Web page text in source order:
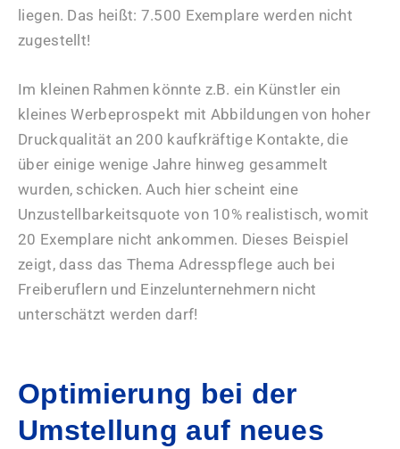
liegen. Das heißt: 7.500 Exemplare werden nicht
zugestellt!
Im kleinen Rahmen könnte z.B. ein Künstler ein
kleines Werbeprospekt mit Abbildungen von hoher
Druckqualität an 200 kaufkräftige Kontakte, die
über einige wenige Jahre hinweg gesammelt
wurden, schicken. Auch hier scheint eine
Unzustellbarkeitsquote von 10% realistisch, womit
20 Exemplare nicht ankommen. Dieses Beispiel
zeigt, dass das Thema Adresspflege auch bei
Freiberuflern und Einzelunternehmern nicht
unterschätzt werden darf!
Optimierung bei der
Umstellung auf neues